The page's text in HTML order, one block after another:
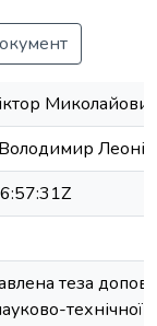
Миколайович
теза
технічної